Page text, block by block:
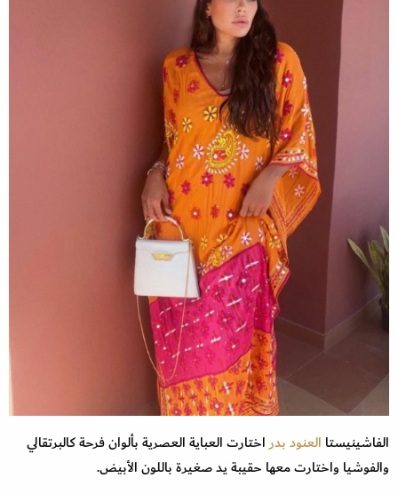
الفاشينيستا العنود بدراختارت العباية العصرية بألوان فرحة كالبرتقالي
والفوشيا واختارت معها حقيبة يد صغيرة باللون الأبيض.